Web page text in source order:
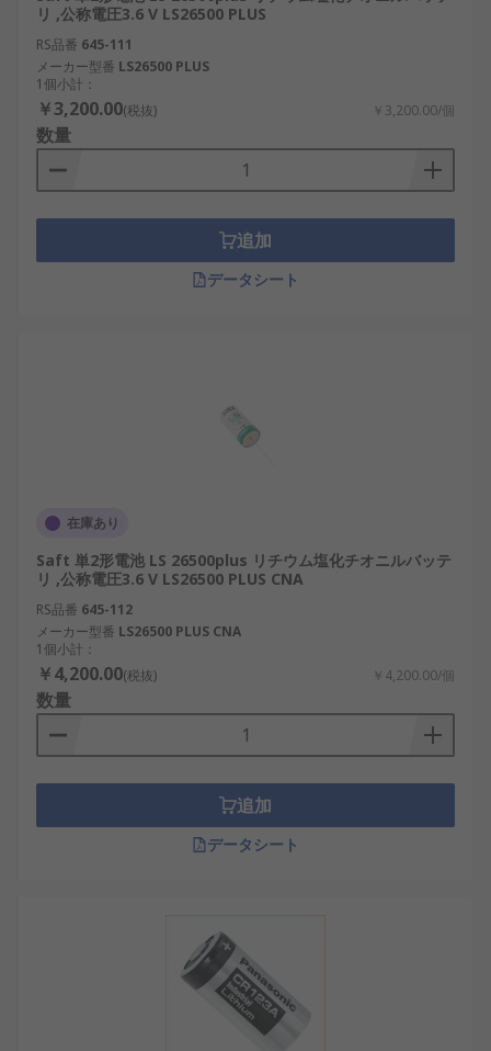
長寿命： 高容量により長時間駆動が可能。
例：懐中電灯での長期使用、防災ラジオでの
連続稼働。
高出力対応： 中電流負荷に強く安定した電力
を供給。例：産業用センサー機器、国内の物
流倉庫内の無線通信機器。
汎用性： 家庭用から産業用まで広く利用。
例：国内教育機関の実験装置、輸送業のトラ
ッキング装置。
る。例：自治体による防災備蓄、研究機関で
帯性が低い。
重量： 軽量化が進んだとはいえ、単3形電池に
比べると重くなる傾向があります。
単2形乾電池の選び方
最適な単2形乾電池を選定するには、機器の特性や
使用環境を考慮することが重要です。以下のポイン
トを確認しましょう。
公称電圧： 1V、1.5V、3.6Vなど、使用機器に
や寿命に応じて選択。
端子形状： 標準、フラット、リード線付きな
ど、接続方法に合わせた端子を確認します。
リ ,公称電圧3.6 V LS26500 PLUS
RS品番 645-111
メーカー型番 LS26500 PLUS
1個小計：
￥3,200.00(税抜) ￥3,200.00/個
数量
追加
データシート
在庫あり
Saft 単2形電池 LS 26500plus リチウム塩化チオニルバッテ
リ ,公称電圧3.6 V LS26500 PLUS CNA
RS品番 645-112
メーカー型番 LS26500 PLUS CNA
1個小計：
￥4,200.00(税抜) ￥4,200.00/個
数量
追加
データシート